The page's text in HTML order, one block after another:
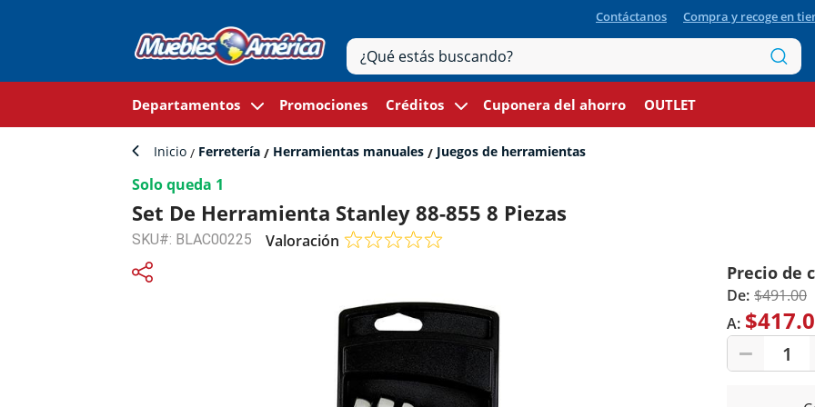
Contáctanos Compra y recoge en
Departamentos Promociones Créditos Cuponera del ahorro OUTLET
Inicio Ferretería Herramientas manuales Juegos de herramientas
Solo queda 1
Set De Herramienta Stanley 88-855 8 Piezas
SKU#: BLAC00225 Valoración
Precio de
De: $491.00
A:
1